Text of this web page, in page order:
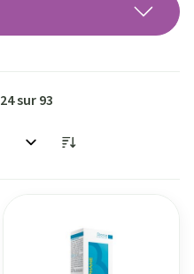
24sur 93